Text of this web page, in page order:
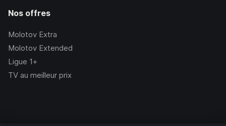
Nos offres
Molotov Extra
Molotov Extended
Ligue 1+
TV au meilleur prix